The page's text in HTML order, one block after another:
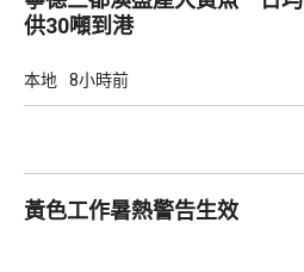
供30噸到港
本地 8小時前
黃色工作暑熱警告生效